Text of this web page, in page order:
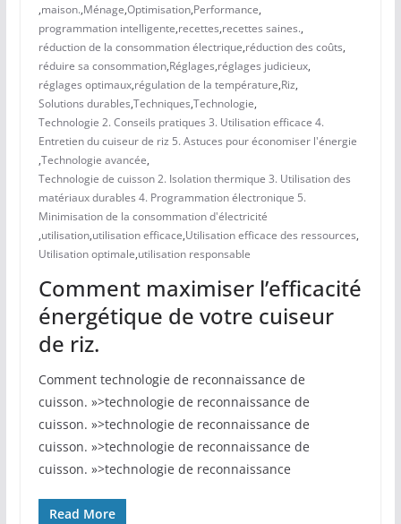
,maison.,Ménage,Optimisation,Performance,
programmation intelligente,recettes,recettes saines.,
réduction de la consommation électrique,réduction des coûts,
réduire sa consommation,Réglages,réglages judicieux,
réglages optimaux,régulation de la température,Riz,
Solutions durables,Techniques,Technologie,
Technologie 2. Conseils pratiques 3. Utilisation efficace 4.
Entretien du cuiseur de riz 5. Astuces pour économiser l'énergie
,Technologie avancée,
Technologie de cuisson 2. Isolation thermique 3. Utilisation des
matériaux durables 4. Programmation électronique 5.
Minimisation de la consommation d'électricité
,utilisation,utilisation efficace,Utilisation efficace des ressources,
Utilisation optimale,utilisation responsable
Comment maximiser l’efficacité
énergétique de votre cuiseur
de riz.
Comment technologie de reconnaissance de
cuisson. »>technologie de reconnaissance de
cuisson. »>technologie de reconnaissance de
cuisson. »>technologie de reconnaissance de
cuisson. »>technologie de reconnaissance
Read More